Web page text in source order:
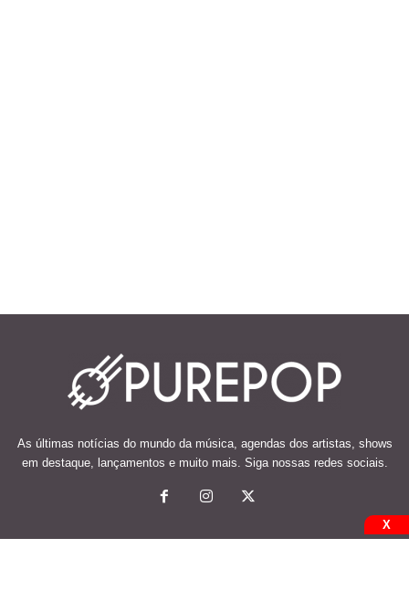
As últimas notícias do mundo da música, agendas dos artistas, shows
em destaque, lançamentos e muito mais. Siga nossas redes sociais.
X